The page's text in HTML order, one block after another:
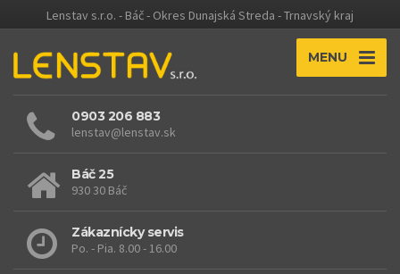
Lenstav s.r.o. - Báč - Okres Dunajská Streda - Trnavský kraj
MENU
0903 206 883
lenstav@lenstav.sk
Báč 25
930 30 Báč
Zákaznícky servis
Po. - Pia. 8.00 - 16.00